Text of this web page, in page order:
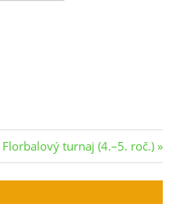
Next
Post:
Florbalový turnaj (4.–5. roč.)